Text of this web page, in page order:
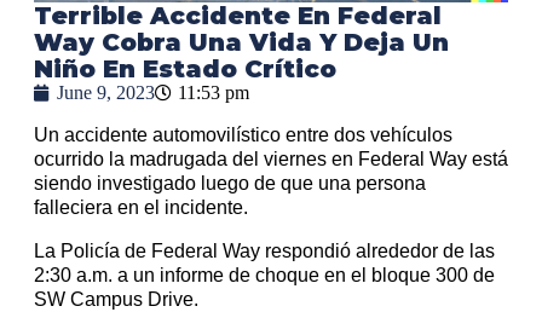
Terrible Accidente En Federal
Way Cobra Una Vida Y Deja Un
Niño En Estado Crítico
June 9, 2023 11:53 pm
Un accidente automovilístico entre dos vehículos
ocurrido la madrugada del viernes en Federal Way está
siendo investigado luego de que una persona
falleciera en el incidente.
La Policía de Federal Way respondió alrededor de las
2:30 a.m. a un informe de choque en el bloque 300 de
SW Campus Drive.